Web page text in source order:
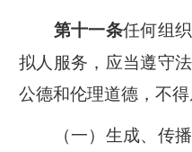
第十一条任何组
拟人服务，应当遵守
公德和伦理道德，不得
（一）生成、传